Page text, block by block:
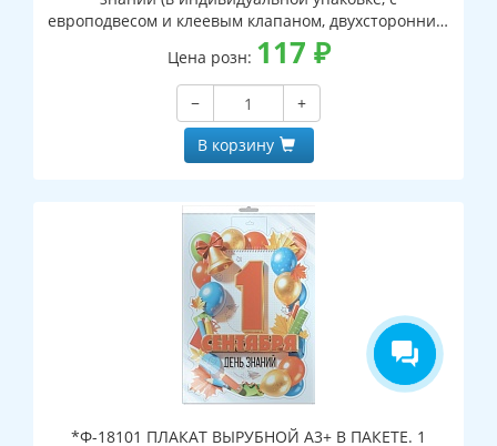
европодвесом и клеевым клапаном, двухсторонний,
ВД-лак)
Цена розн: 117 ₽
−
+
В корзину
*Ф-18101 ПЛАКАТ ВЫРУБНОЙ А3+ В ПАКЕТЕ. 1